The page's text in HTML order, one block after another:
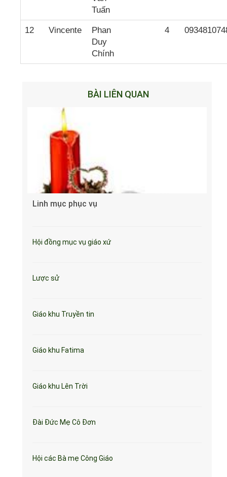
Tuấn
12 Vincente
Phan
Duy
Chính
4
BÀI LIÊN QUAN
Linh mục phục vụ
Hội đồng mục vụ giáo xứ
Lược sử
Giáo khu Truyền tin
Giáo khu Fatima
Giáo khu Lên Trời
Đài Đức Mẹ Cô Đơn
Hội các Bà mẹ Công Giáo